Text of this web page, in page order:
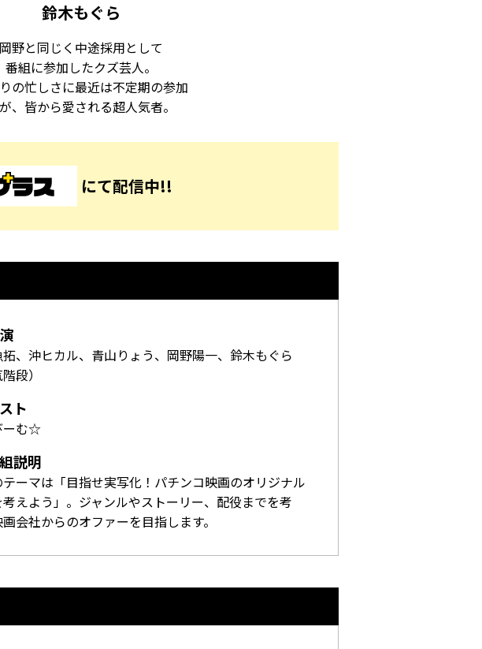
鈴木もぐら
岡野と同じく中途採用として
番組に参加したクズ芸人。
の忙しさに最近は不定期の参加
、皆から愛される超人気者。
にて配信中!!
、沖ヒカル、青山りょう、岡野陽一、鈴木もぐら
段）
ト
ーむ☆
説明
ーマは「目指せ実写化！パチンコ映画のオリジナル
えよう」。ジャンルやストーリー、配役までを考
会社からのオファーを目指します。